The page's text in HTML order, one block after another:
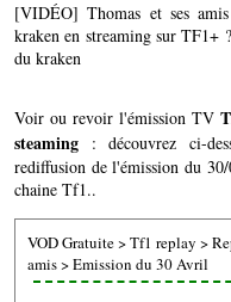
[VIDÉO] Thomas et ses
kraken en streaming sur TF1+
du kraken
Voir ou revoir l'émission TV
steaming : découvrez ci-
rediffusion de l'émission du
chaine Tf1..
VOD Gratuite>Tf1 replay >
amis>Emission du 30 Avril